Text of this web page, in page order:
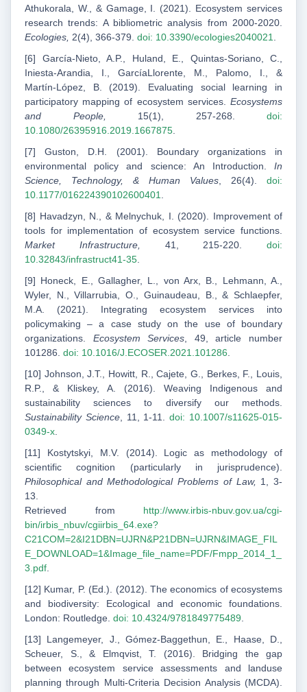
Athukorala, W., & Gamage, I. (2021). Ecosystem services
research trends: A bibliometric analysis from 2000-2020.
Ecologies, 2(4), 366-379. doi: 10.3390/ecologies2040021
[6] García-Nieto, A.P., Huland, E., Quintas-Soriano, C.,
Iniesta-Arandia, I., GarcíaLlorente, M., Palomo, I., &
Martín-López, B. (2019). Evaluating social learning in
participatory mapping of ecosystem services. Ecosystems
and People,
15(1), 257-268. doi:
10.1080/26395916.2019.1667875
[7] Guston, D.H. (2001). Boundary organizations in
environmental policy and science: An Introduction.
In
Science, Technology, & Human Values , 26(4). doi:
10.1177/016224390102600401
[8] Havadzyn, N., & Melnychuk, І. (2020). Improvement of
tools for implementation of ecosystem service functions.
Market Infrastructure,
41, 215-220. doi:
10.32843/infrastruct41-35
[9] Honeck, E., Gallagher, L., von Arx, B., Lehmann, A.,
Wyler, N., Villarrubia, O., Guinaudeau, B., & Schlaepfer,
M.A. (2021). Integrating ecosystem services into
policymaking – a case study on the use of boundary
organizations. Ecosystem Services , 49, article number
101286. doi: 10.1016/J.ECOSER.2021.101286
[10] Johnson, J.T., Howitt, R., Cajete, G., Berkes, F., Louis,
R.P., & Kliskey, A. (2016). Weaving Indigenous and
sustainability sciences to diversify our methods.
Sustainability Science, 11, 1-11.doi: 10.1007/s11625-015-
0349-x
[11] Kostytskyi, M.V. (2014). Logic as methodology of
scientific cognition (particularly in jurisprudence).
Philosophical and Methodological Problems of Law, 1, 3-
13.
Retrieved from http://www.irbis-nbuv.gov.ua/cgi-
bin/irbis_nbuv/cgiirbis_64.exe?
C21COM=2&I21DBN=UJRN&P21DBN=UJRN&IMAGE_FIL
E_DOWNLOAD=1&Image_file_name=PDF/Fmpp_2014_1_
3.pdf
[12] Kumar, P. (Ed.). (2012). The economics of ecosystems
and biodiversity: Ecological and economic foundations.
London: Routledge. doi: 10.4324/9781849775489
[13] Langemeyer, J., Gómez-Baggethun, E., Haase, D.,
Scheuer, S., & Elmqvist, T. (2016). Bridging the gap
between ecosystem service assessments and landuse
planning through Multi-Criteria Decision Analysis (MCDA).